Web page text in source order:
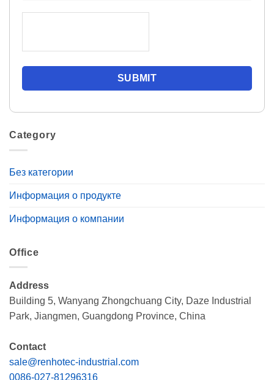
Category
Без категории
Информация о продукте
Информация о компании
Office
Address
Building 5, Wanyang Zhongchuang City, Daze Industrial
Park, Jiangmen, Guangdong Province, China
Contact
sale@renhotec-industrial.com
0086-027-81296316